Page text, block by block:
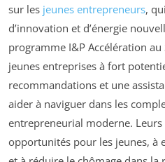
sur les jeunes entrepreneurs,
d’innovation et d’énergie
programme I&P Accélération au
jeunes entreprises à fort
recommandations et une
aider à naviguer dans les
entrepreneurial moderne.
opportunités pour les jeunes, à